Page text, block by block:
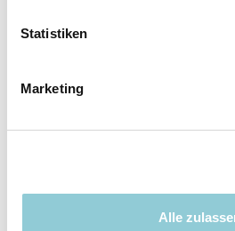
Statistiken
Marketing
Alle
Exterieur
Dachreling
Interieur – Komfort